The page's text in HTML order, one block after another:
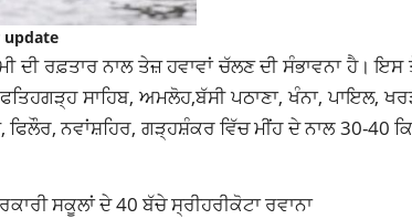
update
ਦੀ ਰਫ਼ਤਾਰ ਨਾਲ ਤੇਜ਼ ਹਵਾਵਾਂ ਚੱਲਣ ਦੀ ਸੰਭਾਵਨਾ ਹੈ। ਇਸ
ਸਾਹਿਬ, ਅਮਲੋਹ,ਬੱਸੀ ਪਠਾਣਾ, ਖੰਨਾ, ਪਾਇਲ,
ਨਵਾਂਸ਼ਹਿਰ, ਗੜ੍ਹਸ਼ੰਕਰ ਵਿੱਚ ਮੀਂਹ ਦੇ ਨਾਲ 30-40
ਸਕੂਲਾਂ ਦੇ 40 ਬੱਚੇ ਸ੍ਰੀਹਰੀਕੋਟਾ ਰਵਾਨਾ